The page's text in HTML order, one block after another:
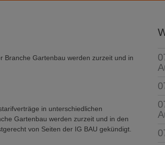
Branche Gartenbau werden zurzeit und in
in unterschiedlichen
Gartenbau werden zurzeit und in den
von Seiten der IG BAU gekündigt.